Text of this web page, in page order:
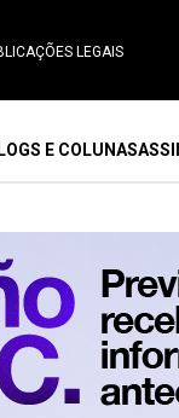
LEGAIS
E COLUNAS